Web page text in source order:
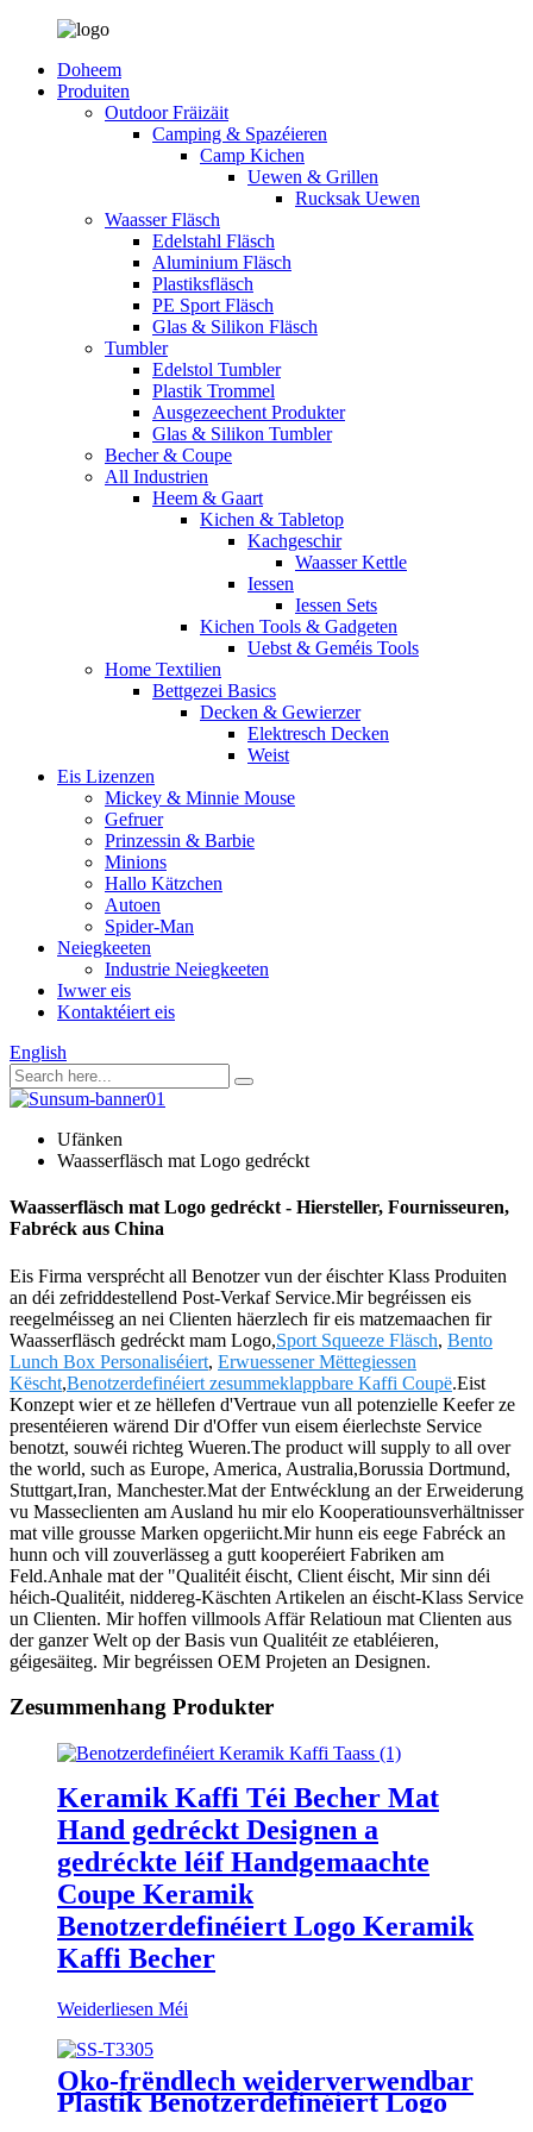
Doheem
Produiten
Outdoor Fräizäit
Camping & Spazéieren
Camp Kichen
Uewen & Grillen
Rucksak Uewen
Waasser Fläsch
Edelstahl Fläsch
Aluminium Fläsch
Plastiksfläsch
PE Sport Fläsch
Glas & Silikon Fläsch
Tumbler
Edelstol Tumbler
Plastik Trommel
Ausgezeechent Produkter
Glas & Silikon Tumbler
Becher & Coupe
All Industrien
Heem & Gaart
Kichen & Tabletop
Kachgeschir
Waasser Kettle
Iessen
Iessen Sets
Kichen Tools & Gadgeten
Uebst & Geméis Tools
Home Textilien
Bettgezei Basics
Decken & Gewierzer
Elektresch Decken
Weist
Eis Lizenzen
Mickey & Minnie Mouse
Gefruer
Prinzessin & Barbie
Minions
Hallo Kätzchen
Autoen
Spider-Man
Neiegkeeten
Industrie Neiegkeeten
Iwwer eis
Kontaktéiert eis
English
Ufänken
Waasserfläsch mat Logo gedréckt
Waasserfläsch mat Logo gedréckt - Hiersteller, Fournisseuren,
Fabréck aus China
Eis Firma versprécht all Benotzer vun der éischter Klass Produiten
an déi zefriddestellend Post-Verkaf Service.Mir begréissen eis
reegelméisseg an nei Clienten häerzlech fir eis matzemaachen fir
Waasserfläsch gedréckt mam Logo,Sport Squeeze Fläsch, Bento
Lunch Box Personaliséiert, Erwuessener Mëttegiessen
Këscht,Benotzerdefinéiert zesummeklappbare Kaffi Coupë.Eist
Konzept wier et ze hëllefen d'Vertraue vun all potenzielle Keefer ze
presentéieren wärend Dir d'Offer vun eisem éierlechste Service
benotzt, souwéi richteg Wueren.The product will supply to all over
the world, such as Europe, America, Australia,Borussia Dortmund,
Stuttgart,Iran, Manchester.Mat der Entwécklung an der Erweiderung
vu Masseclienten am Ausland hu mir elo Kooperatiounsverhältnisser
mat ville grousse Marken opgeriicht.Mir hunn eis eege Fabréck an
hunn och vill zouverlässeg a gutt kooperéiert Fabriken am
Feld.Anhale mat der "Qualitéit éischt, Client éischt, Mir sinn déi
héich-Qualitéit, niddereg-Käschten Artikelen an éischt-Klass Service
un Clienten. Mir hoffen villmools Affär Relatioun mat Clienten aus
der ganzer Welt op der Basis vun Qualitéit ze etabléieren,
géigesäiteg. Mir begréissen OEM Projeten an Designen.
Zesummenhang Produkter
Keramik Kaffi Téi Becher Mat
Hand gedréckt Designen a
gedréckte léif Handgemaachte
Coupe Keramik
Benotzerdefinéiert Logo Keramik
Kaffi Becher
Weiderliesen Méi
Öko-frëndlech weiderverwendbar
Plastik Benotzerdefinéiert Logo
Waasser Fläsch mat Uebst Infuser